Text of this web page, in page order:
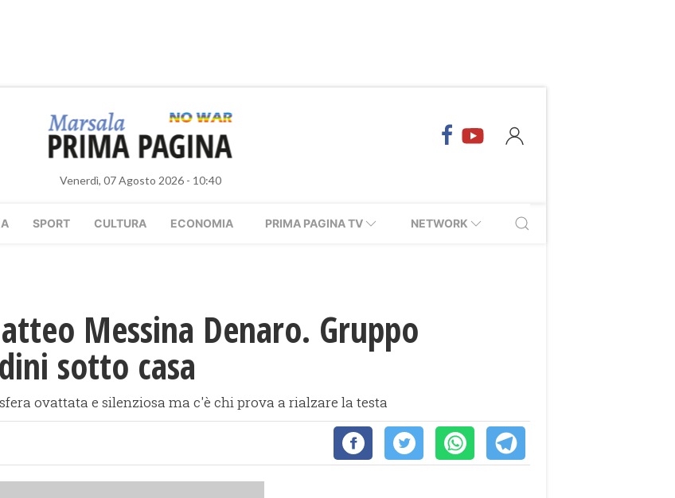
Venerdì, 07 Agosto 2026 - 10:40
SPORT CULTURA ECONOMIA PRIMA PAGINA TV NETWORK
Messina Denaro. Gruppo
sotto casa
ovattata e silenziosa ma c'è chi prova a rialzare la testa